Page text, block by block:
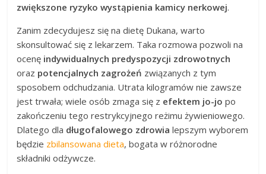
zwiększone ryzyko wystąpienia kamicy nerkowej.
Zanim zdecydujesz się na dietę Dukana, warto
skonsultować się z lekarzem. Taka rozmowa pozwoli na
ocenę indywidualnych predyspozycji zdrowotnych
oraz potencjalnych zagrożeń związanych z tym
sposobem odchudzania. Utrata kilogramów nie zawsze
jest trwała; wiele osób zmaga się z efektem jo-jo po
zakończeniu tego restrykcyjnego reżimu żywieniowego.
Dlatego dla długofalowego zdrowia lepszym wyborem
będzie zbilansowana dieta, bogata w różnorodne
składniki odżywcze.